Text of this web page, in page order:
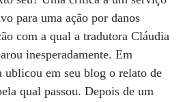
para uma ação por danos
com a qual a tradutora Cláudia
inesperadamente. Em
ublicou em seu blog o relato de
qual passou. Depois de um